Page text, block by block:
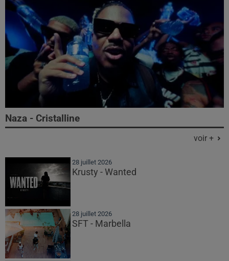
Naza - Cristalline
voir +
28 juillet 2026
Krusty - Wanted
28 juillet 2026
SFT - Marbella